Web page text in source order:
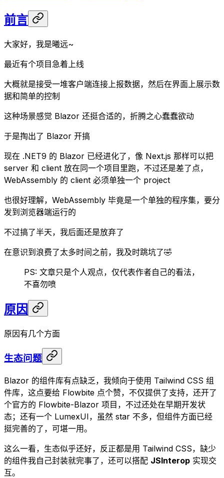
前言
大家好，我是曦远~
最近有个项目急着上线
大概就是接受一堆客户端连接上报数据，然后在界面上展示数
据和简单的控制
这种场景感觉 Blazor 还挺合适的，折腾之心蠢蠢欲动
于是掏出了 Blazor 开搞
现在 .NET9 的 Blazor 已经进化了，像 Next.js 那样可以把
server 和 client 放在同一个项目里跑，不过还是差了点，
WebAssembly 的 client 必须单独一个 project
也很好理解，WebAssembly 毕竟是一个单独的程序集，要分
发到浏览器端运行的
不过搞了半天，我后面还是放弃了
在意识到浪费了太多时间之前，我及时跳坑了🤣
PS: 文章只是个人观点，仅代表作者自己的看法，
不喜勿喷
原因
原因有几个方面
生态问题
Blazor 的组件库有点缺乏，我倾向于使用 Tailwind CSS 组
件库，这点要给 Flowbite 点个赞，不仅提供了支持，还开了
个官方的 Flowbite-Blazor 项目，不过还处在早期开发状
态；还有一个 LumexUI，虽然 star 不多，但组件方面已经
挺完善的了，可堪一用。
这么一看，生态似乎还好，反正都是用 Tailwind CSS，缺少
的组件我自己封装就完事了，还可以搭配 JSInterop 实现交
互。